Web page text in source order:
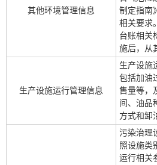
其他环境管理信息
制定指南
相关要求
台账相关
施后，从
生产设施运行管理信息
生产设施
包括加油
售量等，
间、油品
方式和卸
污染治理
照设施类
运行相关